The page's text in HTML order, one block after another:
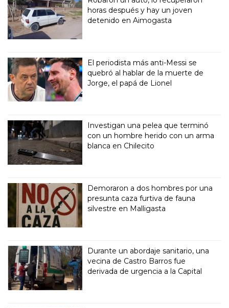
horas después y hay un joven
detenido en Aimogasta
El periodista más anti-Messi se
quebró al hablar de la muerte de
Jorge, el papá de Lionel
Investigan una pelea que terminó
con un hombre herido con un arma
blanca en Chilecito
Demoraron a dos hombres por una
presunta caza furtiva de fauna
silvestre en Malligasta
Durante un abordaje sanitario, una
vecina de Castro Barros fue
derivada de urgencia a la Capital